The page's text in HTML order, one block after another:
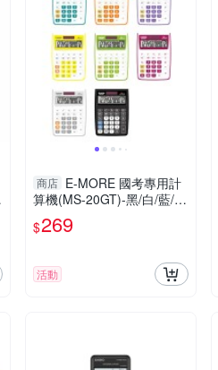
商店 E-MORE 國考專用計
算機(MS-20GT)-黑/白/藍/
紅/綠/橘/黃/紫
$269
活動